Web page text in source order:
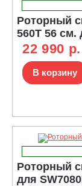
Роторный
560T 56 см.
22 990 р.
В корзину
Роторный
для